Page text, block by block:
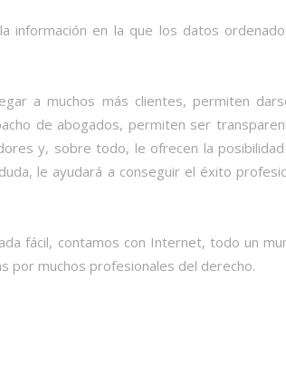
información en la que los datos
a muchos más clientes, permiten
de abogados, permiten ser
y, sobre todo, le ofrecen la
le ayudará a conseguir el éxito
fácil, contamos con Internet, todo un
por muchos profesionales del derecho.